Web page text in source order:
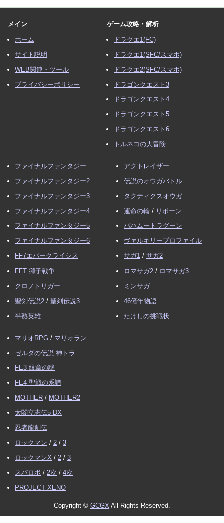
メイン
ホーム
サイト説明
WEB関連・ツール
プライバシーポリシー
ゲーム攻略・解析
ドラクエ1(FC)
ドラクエ1(SFC/スマホ)
ドラクエ2(SFC/スマホ)
ドラゴンクエスト3
ドラゴンクエスト4
ドラゴンクエスト5
ドラゴンクエスト6
トルネコの大冒険
ファイナルファンタジー
ファイナルファンタジー2
ファイナルファンタジー3
ファイナルファンタジー4
ファイナルファンタジー5
ファイナルファンタジー6
FF7エバークライシス
FFT 獅子戦争
クロノトリガー
聖剣伝説2 / 聖剣伝説3
半熟英雄
アクトレイザー
伝説のオウガバトル
タクティクスオウガ
運命の輪 / リボーン
バハムートラグーン
ヴァルキリープロファイル
サガ1 / サガ2
ロマサガ2 / ロマサガ3
ミンサガ
46億年物語
たけしの挑戦状
マリオRPG / マリオラン
ゼルダの伝説 神トラ
FE3 紋章の謎
FE4 聖戦の系譜
MOTHER / MOTHER2
太閤立志伝5 DX
忍者龍剣伝
ロックマン / 2 / 3
ロックマンX / 2 / 3
スパロボ / 2次 / 4次
PROJECT XENO
Copyright © GCGXAll Rights Reserved.